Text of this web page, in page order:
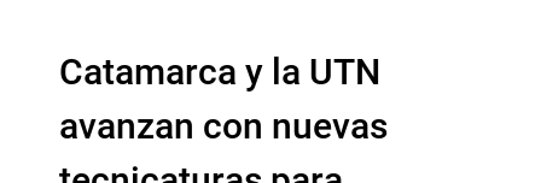
Catamarca y la UTN
avanzan con nuevas